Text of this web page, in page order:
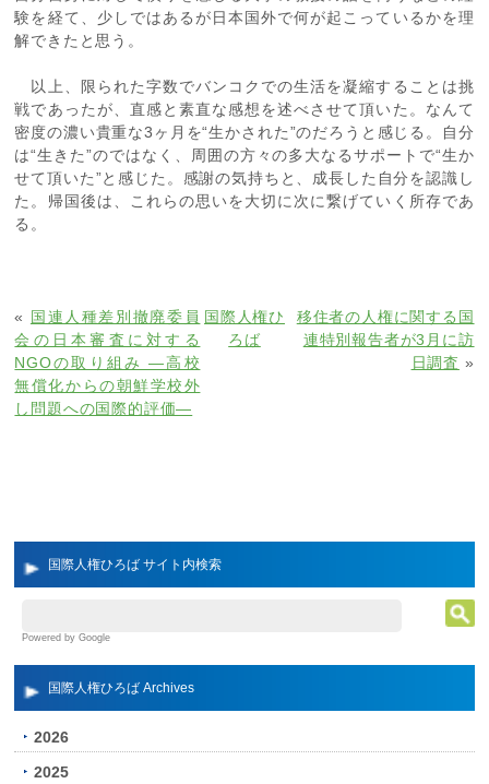
国際人権ひろば サイト内検索
Powered by Google
国際人権ひろば Archives
2026
2025
験を経て、少しではあるが日本国外で何が起こっているかを理
解できたと思う。
以上、限られた字数でバンコクでの生活を凝縮することは挑
戦であったが、直感と素直な感想を述べさせて頂いた。なんて
密度の濃い貴重な3ヶ月を“生かされた”のだろうと感じる。自分
は“生きた”のではなく、周囲の方々の多大なるサポートで“生か
せて頂いた”と感じた。感謝の気持ちと、成長した自分を認識し
た。帰国後は、これらの思いを大切に次に繋げていく所存であ
る。
«
国連人種差別撤廃委員
会の日本審査に対する
NGOの取り組み ―高校
無償化からの朝鮮学校外
し問題への国際的評価―
移住者の人権に関する国
連特別報告者が3月に訪
日調査 »
国際人権ひ
ろば